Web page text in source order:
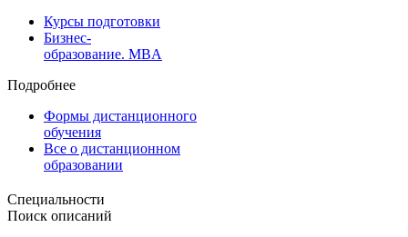
Курсы подготовки
Бизнес-
образование. MBA
Подробнее
Формы дистанционного
обучения
Все о дистанционном
образовании
Специальности
Поиск описаний